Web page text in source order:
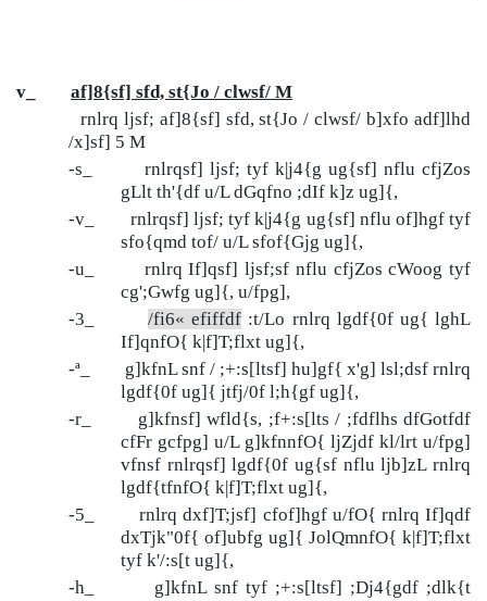
v_ af]8{sf] sfd, st{Jo / clwsf/ M
rnlrq ljsf; af]8{sf] sfd, st{Jo / clwsf/ b]xfo adf]lhd
/x]sf] 5 M
-s_ rnlrqsf] ljsf; tyf k|j4{g ug{sf] nflu cfjZos
gLlt th'{df u/L dGqfno ;dIf k]z ug]{,
-v_ rnlrqsf] ljsf; tyf k|j4{g ug{sf] nflu of]hgf tyf
sfo{qmd tof/ u/L sfof{Gjg ug]{,
-u_ rnlrq If]qsf] ljsf;sf nflu cfjZos cWoog tyf
cg';Gwfg ug]{, u/fpg],
-3_/fi6« efiffdf :t/Lo rnlrq lgdf{0f ug{ lghL
If]qnfO{ k|f]T;flxt ug]{,
-ª_ g]kfnL snf / ;+:s[ltsf] hu]gf{ x'g] lsl;dsf rnlrq
lgdf{0f ug]{ jtfj/0f l;h{gf ug]{,
-r_ g]kfnsf] wfld{s, ;f+:s[lts / ;fdflhs dfGotfdf
cfFr gcfpg] u/L g]kfnnfO{ ljZjdf kl/lrt u/fpg]
vfnsf rnlrqsf] lgdf{0f ug{sf nflu ljb]zL rnlrq
lgdf{tfnfO{ k|f]T;flxt ug]{,
-5_ rnlrq dxf]T;jsf] cfof]hgf u/fO{ rnlrq If]qdf
dxTjk"0f{ of]ubfg ug]{ JolQmnfO{ k|f]T;flxt
tyf k'/:s[t ug]{,
-h_ g]kfnL snf tyf ;+:s[ltsf] ;Dj4{gdf ;dlk{t